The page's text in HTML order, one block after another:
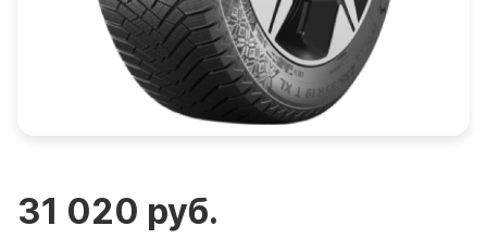
31 020 руб.